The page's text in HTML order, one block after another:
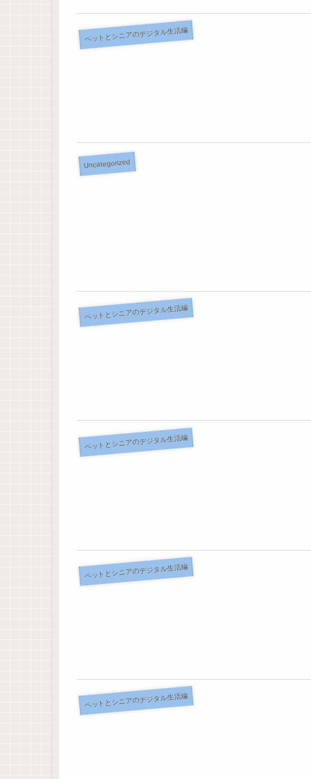
ペットとシニアのデジタル生活編
Uncategorized
ペットとシニアのデジタル生活編
ペットとシニアのデジタル生活編
ペットとシニアのデジタル生活編
ペットとシニアのデジタル生活編